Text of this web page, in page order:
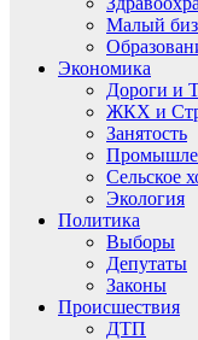
Малый
Экономика
Дороги и
ЖКХ и
Занятость
Сельское
Экология
Политика
Выборы
Депутаты
Законы
Происшествия
ДТП